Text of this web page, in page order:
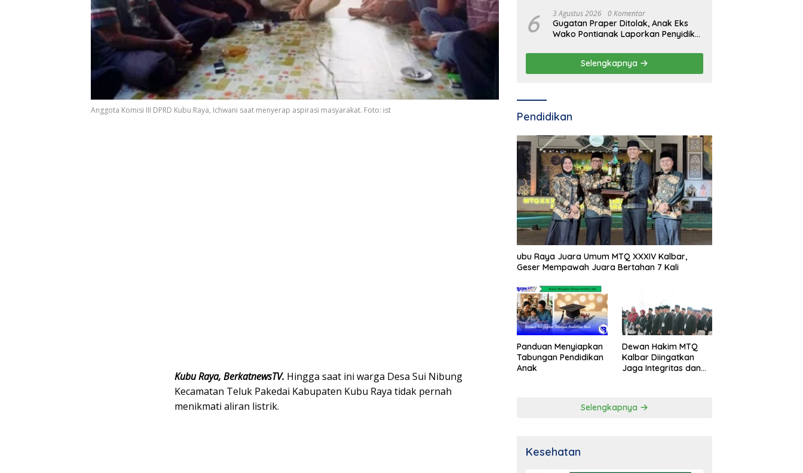
Anggota Komisi III DPRD Kubu Raya, Ichwani saat menyerap aspirasi masyarakat. Foto: ist
Kubu Raya, BerkatnewsTV. Hingga saat ini warga Desa Sui Nibung
Kecamatan Teluk Pakedai Kabupaten Kubu Raya tidak pernah
menikmati aliran listrik.
6 3 Agustus 2026 0 Komentar
Gugatan Praper Ditolak, Anak Eks
Wako Pontianak Laporkan Penyidik
Selengkapnya
Pendidikan
ubu Raya Juara Umum MTQ XXXIV Kalbar,
Geser Mempawah Juara Bertahan 7 Kali
Panduan Menyiapkan
Tabungan Pendidikan
Anak
Dewan Hakim MTQ
Kalbar Diingatkan
Jaga Integritas dan
Selengkapnya
Kesehatan